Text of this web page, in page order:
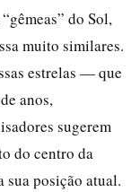
do Sol,
muito similares.
estrelas — que
anos,
sugerem
do centro da
sua posição atual.